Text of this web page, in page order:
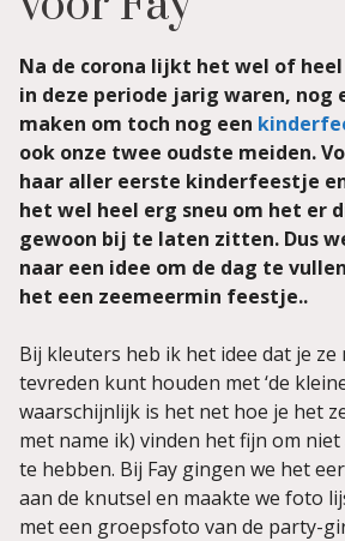
Na de corona lijkt het wel of
in deze periode jarig waren, nog
maken om toch nog een
ook onze twee oudste meiden.
haar aller eerste kinderfeestje
het wel heel erg sneu om het er
gewoon bij te laten zitten. Dus
naar een idee om de dag te
het een zeemeermin feestje..
Bij kleuters heb ik het idee dat je
tevreden kunt houden met ‘de
waarschijnlijk is het net hoe je het
met name ik) vinden het fijn om
te hebben. Bij Fay gingen we het
aan de knutsel en maakte we foto
met een groepsfoto van de party-